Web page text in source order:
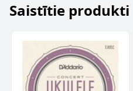
Saistītie produkti